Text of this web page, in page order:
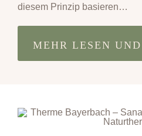
diesem Prinzip basieren…
MEHR LESEN